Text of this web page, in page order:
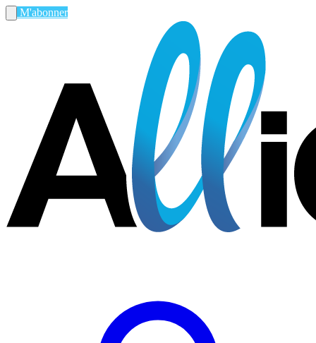
M'abonner